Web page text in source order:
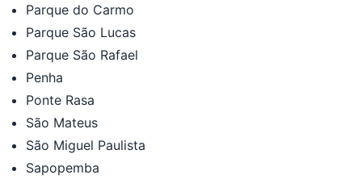
Parque do Carmo
Parque São Lucas
Parque São Rafael
Penha
Ponte Rasa
São Mateus
São Miguel Paulista
Sapopemba